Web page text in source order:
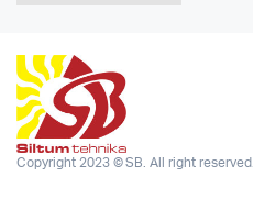
Copyright 2023 © SB. All right reserved.